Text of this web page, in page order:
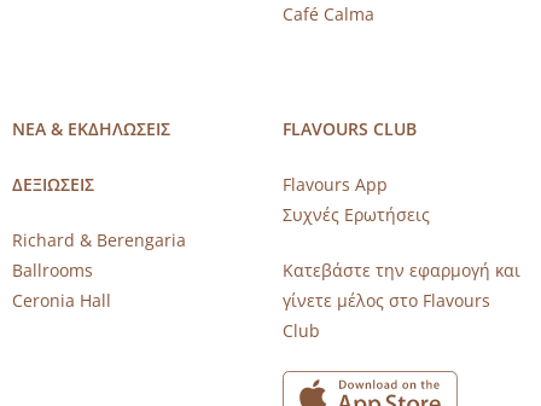
Café Calma
ΝΕΑ & ΕΚΔΗΛΩΣΕΙΣ
ΔΕΞΙΩΣΕΙΣ
Richard & Berengaria
Ballrooms
Ceronia Hall
FLAVOURS CLUB
Flavours App
Συχνές Ερωτήσεις
Κατεβάστε την εφαρμογή και
γίνετε μέλος στο Flavours
Club